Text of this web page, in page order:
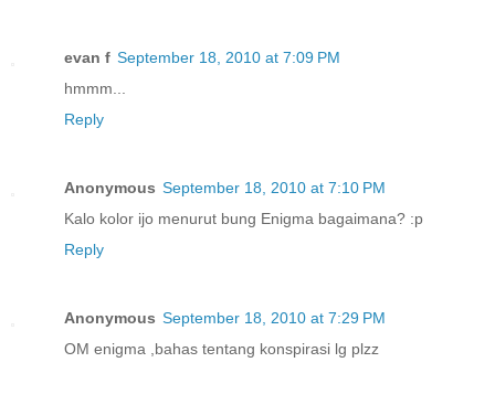
evan f September 18, 2010 at 7:09 PM
hmmm...
Reply
Anonymous September 18, 2010 at 7:10 PM
Kalo kolor ijo menurut bung Enigma bagaimana? :p
Reply
Anonymous September 18, 2010 at 7:29 PM
OM enigma ,bahas tentang konspirasi lg plzz